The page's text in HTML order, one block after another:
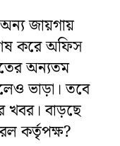
জায়গায়
করে অফিস
অন্যতম
ভাড়া। তবে
খবর। বাড়ছে
কর্তৃপক্ষ?